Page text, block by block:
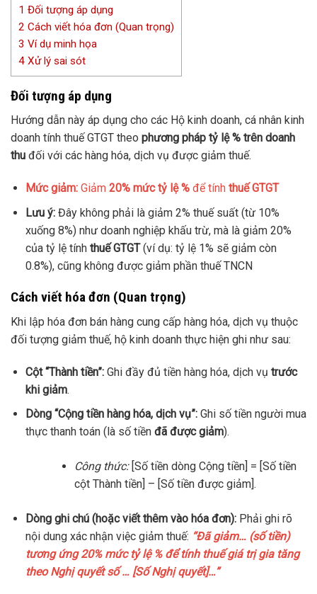
1 Đối tượng áp dụng
2 Cách viết hóa đơn (Quan trọng)
3 Ví dụ minh họa
4 Xử lý sai sót
Đối tượng áp dụng
Hướng dẫn này áp dụng cho các Hộ kinh doanh, cá nhân kinh
doanh tính thuế GTGT theo phương pháp tỷ lệ % trên doanh
thu đối với các hàng hóa, dịch vụ được giảm thuế.
Mức giảm:Giảm 20% mức tỷ lệ %để tính thuế GTGT
Lưu ý:Đây không phải là giảm 2% thuế suất (từ 10%
xuống 8%) như doanh nghiệp khấu trừ, mà là giảm 20%
của tỷ lệ tính thuế GTGT(ví dụ: tỷ lệ 1% sẽ giảm còn
0.8%), cũng không được giảm phần thuế TNCN
Cách viết hóa đơn (Quan trọng)
Khi lập hóa đơn bán hàng cung cấp hàng hóa, dịch vụ thuộc
đối tượng giảm thuế, hộ kinh doanh thực hiện ghi như sau:
Cột “Thành tiền”:Ghi đầy đủ tiền hàng hóa, dịch vụ trước
khi giảm.
Dòng “Cộng tiền hàng hóa, dịch vụ”:Ghi số tiền người mua
thực thanh toán (là số tiền đã được giảm).
Công thức:[Số tiền dòng Cộng tiền] = [Số tiền
cột Thành tiền] – [Số tiền được giảm].
Dòng ghi chú (hoặc viết thêm vào hóa đơn):Phải ghi rõ
nội dung xác nhận việc giảm thuế: “Đã giảm… (số tiền)
tương ứng 20% mức tỷ lệ % để tính thuế giá trị gia tăng
theo Nghị quyết số … [Số Nghị quyết]…”